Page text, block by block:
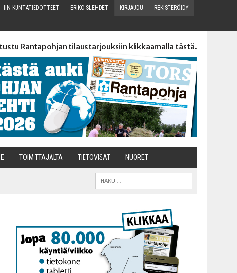
IIN KUN­TA­TIE­DOT­TEET ERI­KOIS­LEH­DET KIR­JAU­DU REKIS­TE­RÖI­DY
Rantapohjan tilaustarjouksiin klikkaamalla tästä.
TOI­MIT­TA­JAL­TA TIETOVISAT NUO­RET